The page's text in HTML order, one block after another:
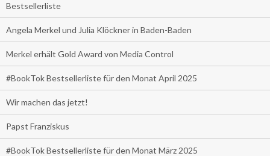
Bestsellerliste
Angela Merkel und Julia Klöckner in Baden-Baden
Merkel erhält Gold Award von Media Control
#BookTok Bestsellerliste für den Monat April 2025
Wir machen das jetzt!
Papst Franziskus
#BookTok Bestsellerliste für den Monat März 2025